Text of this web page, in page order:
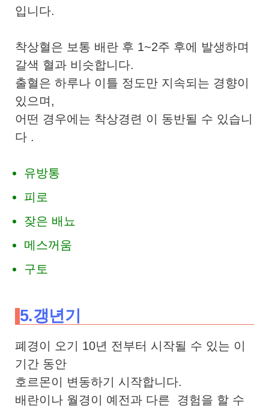
입니다.
착상혈은 보통 배란 후 1~2주 후에 발생하며
갈색 혈과 비슷합니다.
출혈은 하루나 이틀 정도만 지속되는 경향이
있으며,
어떤 경우에는 착상경련 이 동반될 수 있습니
다 .
유방통
피로
잦은 배뇨
메스꺼움
구토
5.갱년기
폐경이 오기 10년 전부터 시작될 수 있는 이
기간 동안
호르몬이 변동하기 시작합니다.
배란이나 월경이 예전과 다른 경험을 할 수